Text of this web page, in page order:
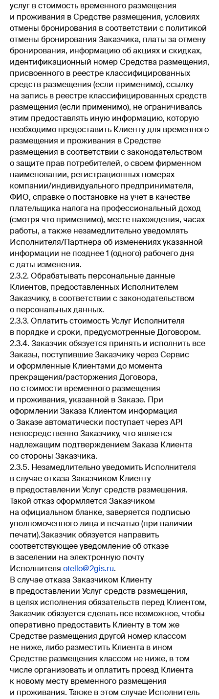
услуг в стоимость временного размещения
и проживания в Средстве размещения, условиях
отмены бронирования в соответствии с политикой
отмены бронирования Заказчика, платы за отмену
бронирования, информацию об акциях и скидках,
идентификационный номер Средства размещения,
присвоенного в реестре классифицированных
средств размещения (если применимо), ссылку
на запись в реестре классифицированных средств
размещения (если применимо), не ограничиваясь
этим предоставлять иную информацию, которую
необходимо предоставить Клиенту для временного
размещения и проживания в Средстве
размещения в соответствии с законодательством
о защите прав потребителей, о своем фирменном
наименовании, регистрационных номерах
компании/индивидуального предпринимателя,
ФИО, справке о постановке на учет в качестве
плательщика налога на профессиональный доход
(смотря что применимо), месте нахождения, часах
работы, а также незамедлительно уведомлять
Исполнителя/Партнера об изменениях указанной
информации не позднее 1 (одного) рабочего дня
с даты изменения.
2.3.2. Обрабатывать персональные данные
Клиентов, предоставленных Исполнителем
Заказчику, в соответствии с законодательством
о персональных данных.
2.3.3. Оплатить стоимость Услуг Исполнителя
в порядке и сроки, предусмотренные Договором.
2.3.4. Заказчик обязуется принять и исполнить все
Заказы, поступившие Заказчику через Сервис
и оформленные Клиентами до момента
прекращения/расторжения Договора,
по стоимости временного размещения
и проживания, указанной в Заказе. При
оформлении Заказа Клиентом информация
о Заказе автоматически поступает через API
непосредственно Заказчику, что является
надлежащим подтверждением Заказа Клиента
со стороны Заказчика.
2.3.5. Незамедлительно уведомить Исполнителя
в случае отказа Заказчиком Клиенту
в предоставлении Услуг средств размещения.
Такой отказ оформляется Заказчиком
на официальном бланке, заверяется подписью
уполномоченного лица и печатью (при наличии
печати).Заказчик обязуется направить
соответствующее уведомление об отказе
в заселении на электронную почту
Исполнителя otello@2gis.ru.
В случае отказа Заказчиком Клиенту
в предоставлении Услуг средств размещения,
в целях исполнения обязательств перед Клиентом,
Заказчик обязуется сделать все возможное, чтобы
оперативно предоставить Клиенту в том же
Средстве размещения другой номер классом
не ниже, либо разместить Клиента в ином
Средстве размещения классом не ниже, в том
числе организовать и оплатить проезд Клиента
к новому месту временного размещения
и проживания. Также в этом случае Исполнитель